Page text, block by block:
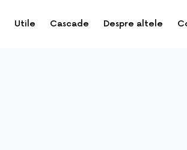
Utile Cascade Despre altele